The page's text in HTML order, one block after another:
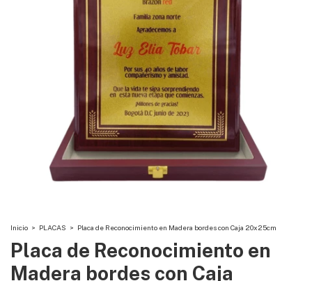
Inicio > PLACAS > Placa de Reconocimiento en Madera bordes con Caja 20x25cm
Placa de Reconocimiento en
Madera bordes con Caja